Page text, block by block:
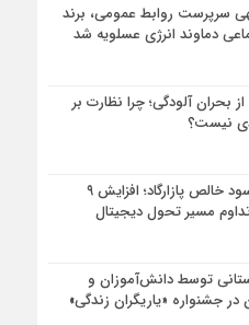
سرپرست روابط عمومی، برند
دماوند انرژی عسلویه شد
از بحران آلودگی؛ چرا نظارت بر
نیست؟
رشد ۴۱ درصدی سود خالص پازارگاد؛ افزایش ۹
مسیر تحول دیجیتال
استانی توسط دانش‌آموزان و
در جشنواره «یاریگران زندگی»